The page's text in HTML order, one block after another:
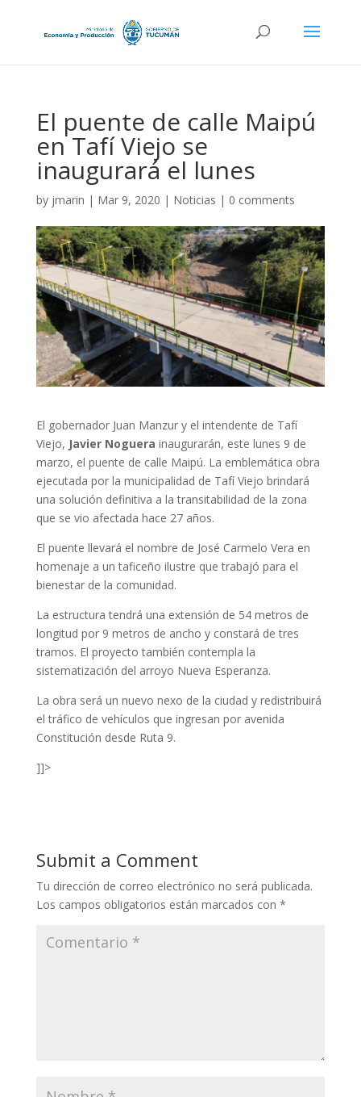
El puente de calle Maipú
en Tafí Viejo se
inaugurará el lunes
by jmarin | Mar 9, 2020 | Noticias | 0 comments
El gobernador Juan Manzur y el intendente de Tafí
Viejo, Javier Noguera inaugurarán, este lunes 9 de
marzo, el puente de calle Maipú. La emblemática obra
ejecutada por la municipalidad de Tafí Viejo brindará
una solución definitiva a la transitabilidad de la zona
que se vio afectada hace 27 años.
El puente llevará el nombre de José Carmelo Vera en
homenaje a un taficeño ilustre que trabajó para el
bienestar de la comunidad.
La estructura tendrá una extensión de 54 metros de
longitud por 9 metros de ancho y constará de tres
tramos. El proyecto también contempla la
sistematización del arroyo Nueva Esperanza.
La obra será un nuevo nexo de la ciudad y redistribuirá
el tráfico de vehículos que ingresan por avenida
Constitución desde Ruta 9.
]]>
Submit a Comment
Tu dirección de correo electrónico no será publicada.
Los campos obligatorios están marcados con *